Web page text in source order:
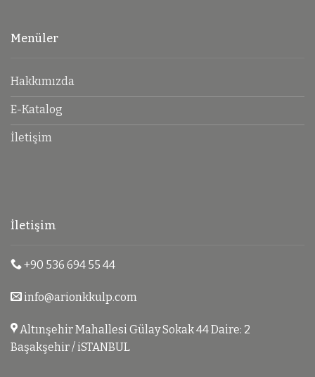
Menüler
Hakkımızda
E-Katalog
İletişim
İletişim
+90 536 694 55 44
info@arionkkulp.com
Altınşehir Mahallesi Gülay Sokak 44 Daire: 2
Başakşehir / iSTANBUL